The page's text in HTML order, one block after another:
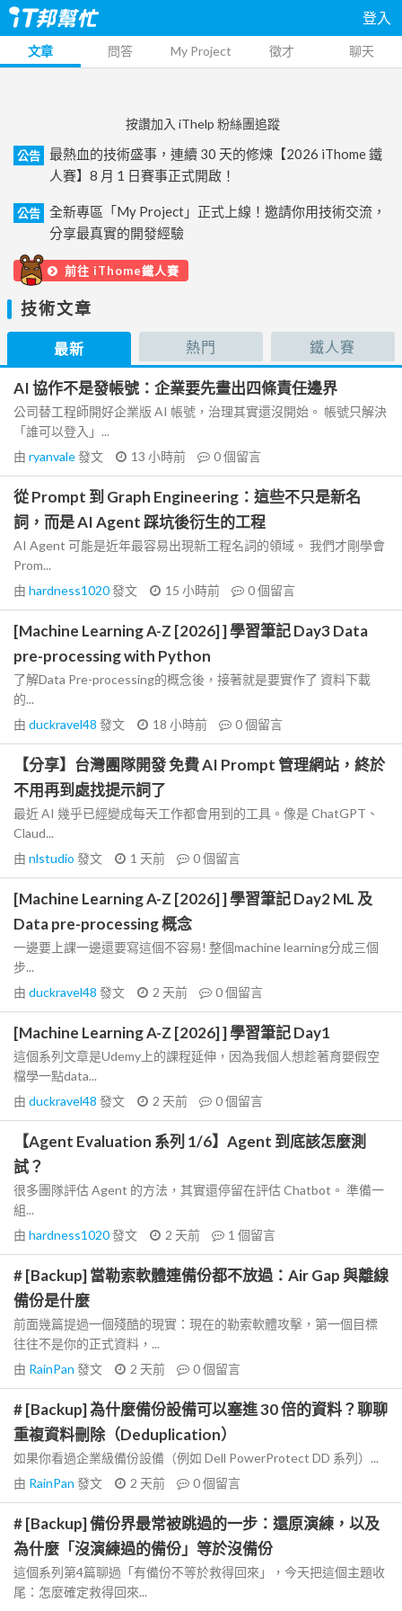
登入
文章 問答 My Project 徵才 聊天
按讚加入 iThelp 粉絲團追蹤
公告
最熱血的技術盛事，連續 30 天的修煉【2026 iThome 鐵
人賽】8 月 1 日賽事正式開啟！
公告
全新專區「My Project」正式上線！邀請你用技術交流，
分享最真實的開發經驗
前往 iThome鐵人賽
技術文章
最新 熱門 鐵人賽
AI 協作不是發帳號：企業要先畫出四條責任邊界
公司替工程師開好企業版 AI 帳號，治理其實還沒開始。 帳號只解決
「誰可以登入」...
由 ryanvale發文 13 小時前 0個留言
從 Prompt 到 Graph Engineering：這些不只是新名
詞，而是 AI Agent 踩坑後衍生的工程
AI Agent 可能是近年最容易出現新工程名詞的領域。 我們才剛學會
Prom...
由 hardness1020發文 15 小時前 0個留言
[Machine Learning A-Z [2026] ] 學習筆記 Day3 Data
pre-processing with Python
了解Data Pre-processing的概念後，接著就是要實作了 資料下載
的...
由 duckravel48 發文 18 小時前 0個留言
【分享】台灣團隊開發 免費 AI Prompt 管理網站，終於
不用再到處找提示詞了
最近 AI 幾乎已經變成每天工作都會用到的工具。像是 ChatGPT、
Claud...
由 nlstudio 發文 1 天前 0個留言
[Machine Learning A-Z [2026] ] 學習筆記 Day2 ML 及
Data pre-processing 概念
一邊要上課一邊還要寫這個不容易! 整個machine learning分成三個
步...
由 duckravel48 發文 2 天前 0個留言
[Machine Learning A-Z [2026] ] 學習筆記 Day1
這個系列文章是Udemy上的課程延伸，因為我個人想趁著育嬰假空
檔學一點data...
由 duckravel48 發文 2 天前 0個留言
【Agent Evaluation 系列 1/6】Agent 到底該怎麼測
試？
很多團隊評估 Agent 的方法，其實還停留在評估 Chatbot。 準備一
組...
由 hardness1020發文 2 天前 1 個留言
# [Backup] 當勒索軟體連備份都不放過：Air Gap 與離線
備份是什麼
前面幾篇提過一個殘酷的現實：現在的勒索軟體攻擊，第一個目標
往往不是你的正式資料，...
由 RainPan 發文 2 天前 0個留言
# [Backup] 為什麼備份設備可以塞進 30 倍的資料？聊聊
重複資料刪除（Deduplication）
如果你看過企業級備份設備（例如 Dell PowerProtect DD 系列）...
由 RainPan 發文 2 天前 0個留言
# [Backup] 備份界最常被跳過的一步：還原演練，以及
為什麼「沒演練過的備份」等於沒備份
這個系列第4篇聊過「有備份不等於救得回來」，今天把這個主題收
尾：怎麼確定救得回來...